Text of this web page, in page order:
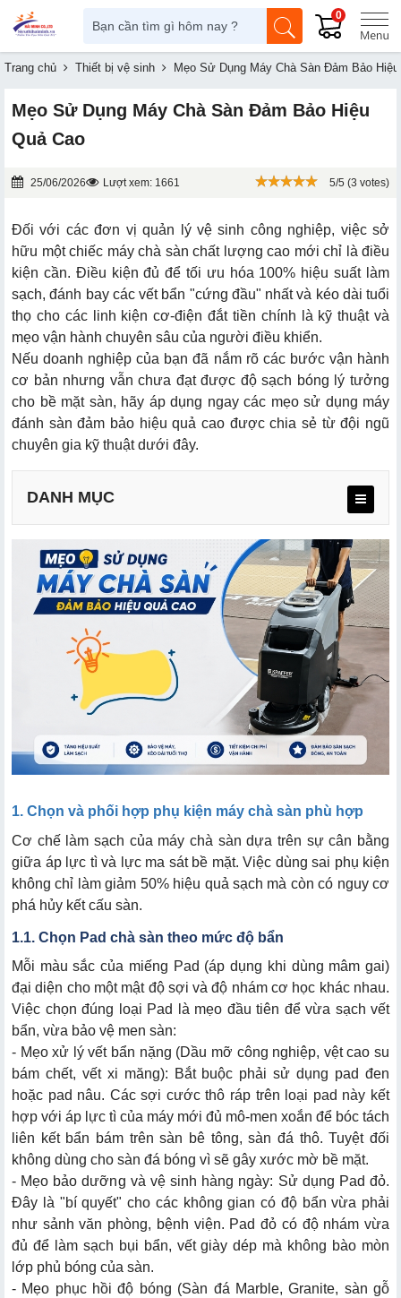
0
Trang chủ Thiết bị vệ sinh Mẹo Sử Dụng Máy Chà Sàn Đảm Bảo
Mẹo Sử Dụng Máy Chà Sàn Đảm Bảo Hiệu
Quả Cao
25/06/2026 Lượt xem: 1661 5/5 (3 votes)
Đối với các đơn vị quản lý vệ sinh công nghiệp, việc sở
hữu một chiếc máy chà sàn chất lượng cao mới chỉ là điều
kiện cần. Điều kiện đủ để tối ưu hóa 100% hiệu suất làm
sạch, đánh bay các vết bẩn "cứng đầu" nhất và kéo dài tuổi
thọ cho các linh kiện cơ-điện đắt tiền chính là kỹ thuật và
mẹo vận hành chuyên sâu của người điều khiển.
Nếu doanh nghiệp của bạn đã nắm rõ các bước vận hành
cơ bản nhưng vẫn chưa đạt được độ sạch bóng lý tưởng
cho bề mặt sàn, hãy áp dụng ngay các mẹo sử dụng máy
đánh sàn đảm bảo hiệu quả cao được chia sẻ từ đội ngũ
chuyên gia kỹ thuật dưới đây.
DANH MỤC
1.1. Chọn Pad chà sàn theo mức độ bẩn
1.2. Khi nào nên dùng bàn chải cước thay cho Pad?
2.1. Kỹ thuật "chồng lớp
2.2. Lộ trình "Từ trong ra ngoài, từ xa đến gần"
3.1. Kiểm soát bọt và nồng độ hóa chất chuyên dụng
3.2. Quy tắc 20 phút bảo vệ nhiệt motor
1. Chọn và phối hợp phụ kiện máy chà sàn phù hợp
Cơ chế làm sạch của máy chà sàn dựa trên sự cân bằng
giữa áp lực tì và lực ma sát bề mặt. Việc dùng sai phụ kiện
không chỉ làm giảm 50% hiệu quả sạch mà còn có nguy cơ
phá hủy kết cấu sàn.
1.1. Chọn Pad chà sàn theo mức độ bẩn
Mỗi màu sắc của miếng Pad (áp dụng khi dùng mâm gai)
đại diện cho một mật độ sợi và độ nhám cơ học khác nhau.
Việc chọn đúng loại Pad là mẹo đầu tiên để vừa sạch vết
bẩn, vừa bảo vệ men sàn:
- Mẹo xử lý vết bẩn nặng (Dầu mỡ công nghiệp, vệt cao su
bám chết, vết xi măng): Bắt buộc phải sử dụng pad đen
hoặc pad nâu. Các sợi cước thô ráp trên loại pad này kết
hợp với áp lực tì của máy mới đủ mô-men xoắn để bóc tách
liên kết bẩn bám trên sàn bê tông, sàn đá thô. Tuyệt đối
không dùng cho sàn đá bóng vì sẽ gây xước mờ bề mặt.
- Mẹo bảo dưỡng và vệ sinh hàng ngày: Sử dụng Pad đỏ.
Đây là "bí quyết" cho các không gian có độ bẩn vừa phải
như sảnh văn phòng, bệnh viện. Pad đỏ có độ nhám vừa
đủ để làm sạch bụi bẩn, vết giày dép mà không bào mòn
lớp phủ bóng của sàn.
- Mẹo phục hồi độ bóng (Sàn đá Marble, Granite, sàn gỗ